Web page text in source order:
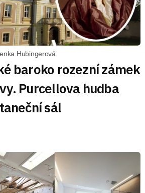
Hubingerová
baroko rozezní zámek
Purcellova hudba
sál